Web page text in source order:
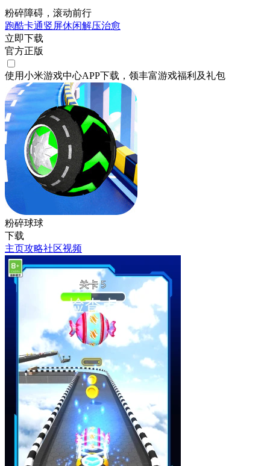
粉碎障碍，滚动前行
跑酷卡通竖屏休闲解压治愈
立即下载
官方正版
使用小米游戏中心APP下载 ，领丰富游戏福利 及礼包
粉碎球球
下载
主页攻略社区视频